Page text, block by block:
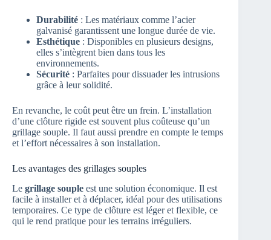
Durabilité : Les matériaux comme l’acier
galvanisé garantissent une longue durée de vie.
Esthétique : Disponibles en plusieurs designs,
elles s’intègrent bien dans tous les
environnements.
Sécurité : Parfaites pour dissuader les intrusions
grâce à leur solidité.
En revanche, le coût peut être un frein. L’installation
d’une clôture rigide est souvent plus coûteuse qu’un
grillage souple. Il faut aussi prendre en compte le temps
et l’effort nécessaires à son installation.
Les avantages des grillages souples
Le grillage souple est une solution économique. Il est
facile à installer et à déplacer, idéal pour des utilisations
temporaires. Ce type de clôture est léger et flexible, ce
qui le rend pratique pour les terrains irréguliers.